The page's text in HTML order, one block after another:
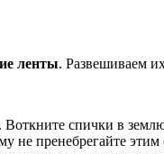
ленты. Развешиваем
спички в
пренебрегайте